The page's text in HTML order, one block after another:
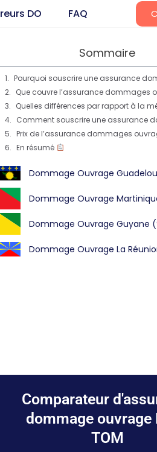
DO FAQ
Sommaire
Quelles différences par rapport à la
En résumé
Dommage Ouvrage
Dommage Ouvrage
Dommage Ouvrage Guyane
Dommage Ouvrage La
Comparateur
dommage ouvrage
TOM